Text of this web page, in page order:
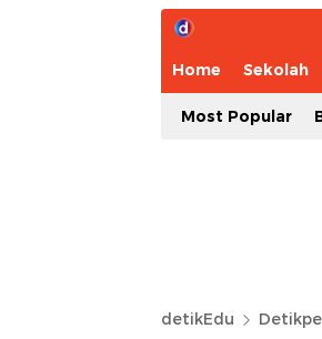
Home Sekolah
Most Popular
detikEdu